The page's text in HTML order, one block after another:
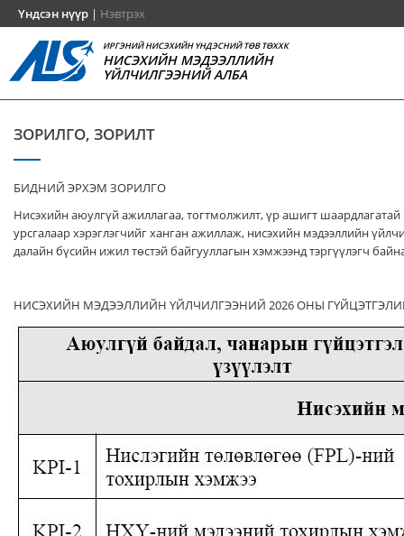
Үндсэн нүүр | Нэвтрэх
ИРГЭНИЙ НИСЭХИЙН ҮНДЭСНИЙ ТӨВ ТӨХХК
НИСЭХИЙН МЭДЭЭЛЛИЙН
ҮЙЛЧИЛГЭЭНИЙ АЛБА
ЗОРИЛГО, ЗОРИЛТ
БИДНИЙ ЭРХЭМ ЗОРИЛГО
Нисэхийн аюулгүй ажиллагаа, тогтмолжилт, үр ашигт шаардлагатай
урсгалаар хэрэглэгчийг ханган ажиллаж, нисэхийн мэдээллийн
далайн бүсийн ижил төстэй байгууллагын хэмжээнд тэргүүлэгч
НИСЭХИЙН МЭДЭЭЛЛИЙН ҮЙЛЧИЛГЭЭНИЙ 2026 ОНЫ